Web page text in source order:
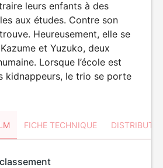
leurs enfants à des
aux études. Contre son
Heureusement, elle se
et Yuzuko, deux
Lorsque l’école est
kidnappeurs, le trio se porte
FICHE TECHNIQUE